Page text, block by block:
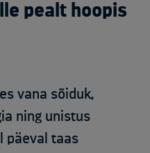
pealt hoopis
vana sõiduk,
ning unistus
päeval taas